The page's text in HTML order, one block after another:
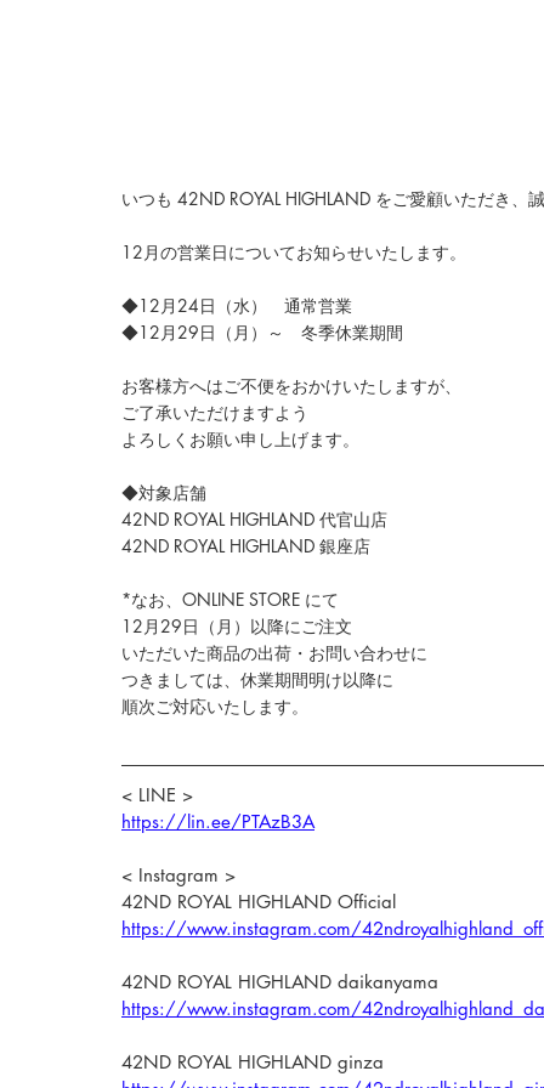
いつも 42ND ROYAL HIGHLAND をご愛顧いただき、
12月の営業日についてお知らせいたします。
◆12月24日（水）　通常営業
◆12月29日（月）～　冬季休業期間
お客様方へはご不便をおかけいたしますが、
ご了承いただけますよう
よろしくお願い申し上げます。
◆対象店舗
42ND ROYAL HIGHLAND 代官山店
42ND ROYAL HIGHLAND 銀座店
*なお、 ONLINE STORE にて
12月29日（月）以降にご注文
いただいた商品の出荷・お問い合わせに
つきましては、休業期間明け以降に
順次ご対応いたします。
< LINE >
https://lin.ee/PTAzB3A
< Instagram >
42ND ROYAL HIGHLAND Official
https://www.instagram.com/
42ND ROYAL HIGHLAND daikanyama
https://www.instagram.com/
42ND ROYAL HIGHLAND ginza